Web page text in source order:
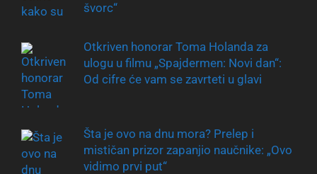
švorc“
Otkriven honorar Toma Holanda za
ulogu u filmu „Spajdermen: Novi dan“:
Od cifre će vam se zavrteti u glavi
Šta je ovo na dnu mora? Prelep i
mističan prizor zapanjio naučnike: „Ovo
vidimo prvi put“